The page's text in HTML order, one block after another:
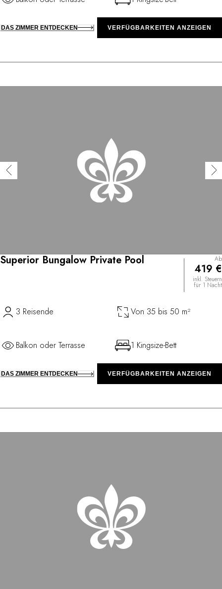
DAS ZIMMER ENTDECKEN VERFÜGBARKEITEN ANZEIGEN
Superior Bungalow Private Pool Ab
419 €
inkl. Steuern
für 1 Nacht
3 Reisende Von 35 bis 50 m²
Balkon oder Terrasse 1 Kingsize-Bett
DAS ZIMMER ENTDECKEN VERFÜGBARKEITEN ANZEIGEN